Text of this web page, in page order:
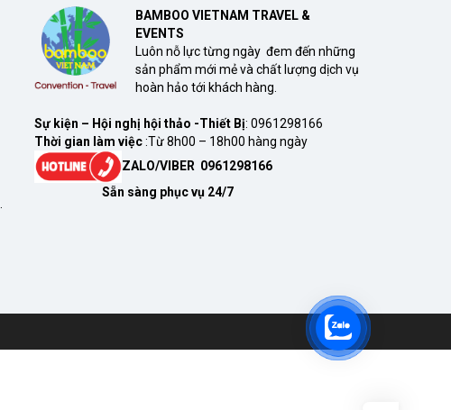
BAMBOO VIETNAM TRAVEL &
EVENTS
Luôn nỗ lực từng ngày đem đến những
sản phẩm mới mẻ và chất lượng dịch vụ
hoàn hảo tới khách hàng.
Sự kiện – Hội nghị hội thảo -Thiết Bị: 0961298166
Thời gian làm việc:Từ 8h00 – 18h00 hàng ngày
ZALO/VIBER 0961298166
Sẵn sàng phục vụ 24/7